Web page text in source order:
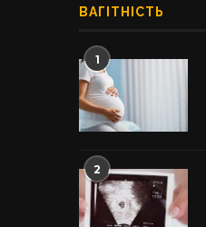
ВАГІТНІСТЬ
1
2